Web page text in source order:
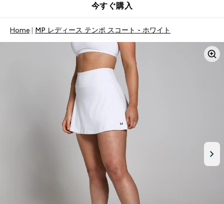
今すぐ購入
Home MP レディース テンポ スコート - ホワイト